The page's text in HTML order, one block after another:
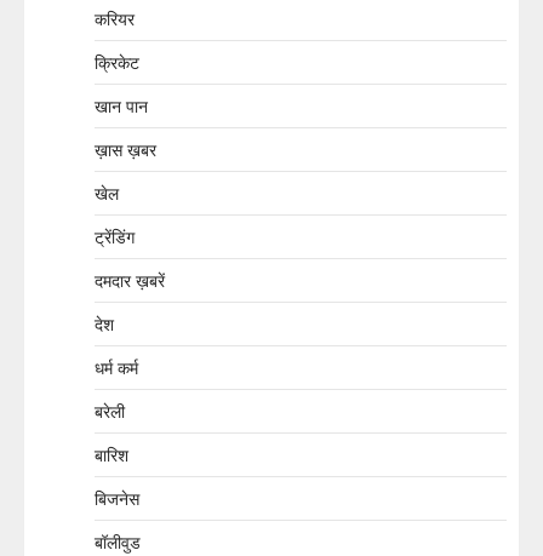
करियर
क्रिकेट
खान पान
ख़ास ख़बर
खेल
ट्रेंडिंग
दमदार ख़बरें
देश
धर्म कर्म
बरेली
बारिश
बिजनेस
बॉलीवुड